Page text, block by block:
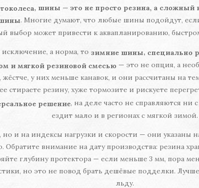
, шины — это не просто резина, а
. Многие думают, что любые шины подойдут,
выбор может привести к аквапланированию,
а норма, то зимние шины, специально
и мягкой резиновой смесью — это не опция, а
у них меньше канавок, и они рассчитаны на
резину, хуже тормозите и рискуете
решение, на деле часто не справляются
ездит мало и в регионах с мягкой зимой.
и на индексы нагрузки и скорости — они указаны
внимание на дату производства: резина
глубину протектора — если меньше 3 мм, пора
но это не повод брать дешёвые подделки.
льду.